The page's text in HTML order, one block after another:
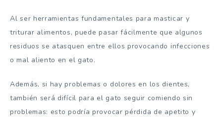
Al ser herramientas fundamentales para masticar y
triturar alimentos, puede pasar fácilmente que algunos
residuos se atasquen entre ellos provocando infecciones
o mal aliento en el gato.
Además, si hay problemas o dolores en los dientes,
también será difícil para el gato seguir comiendo sin
problemas: esto podría provocar pérdida de apetito y